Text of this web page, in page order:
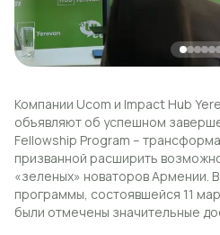
Компании Ucom и Impact Hub
объявляют об успешном
Fellowship Program –
призванной расширить
«зеленых» новаторов Армении.
программы, состоявшейся 11
были отмечены значительные